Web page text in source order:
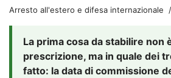
Arresto all'estero e difesa internazionale
La prima cosa da stabilire non
prescrizione, ma in quale dei
fatto: la data di commissione